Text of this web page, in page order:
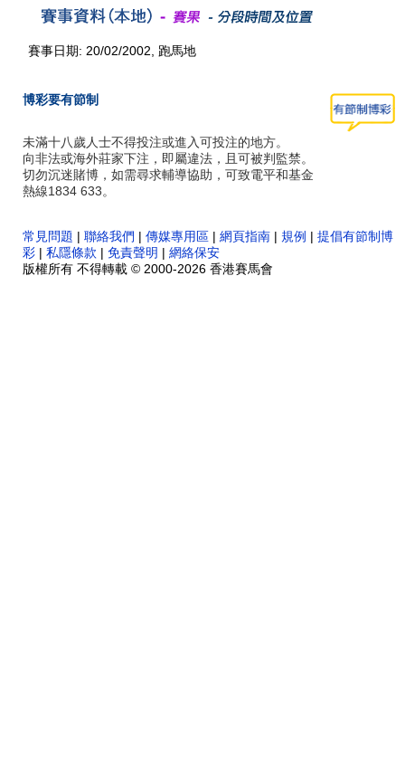
賽事日期: 20/02/2002, 跑馬地
博彩要有節制
未滿十八歲人士不得投注或進入可投注的地方。
向非法或海外莊家下注，即屬違法，且可被判監禁。
切勿沉迷賭博，如需尋求輔導協助，可致電平和基金
熱線1834 633。
常見問題 | 聯絡我們 | 傳媒專用區 | 網頁指南 | 規例 | 提倡有節制博
彩 | 私隱條款 | 免責聲明 | 網絡保安
版權所有 不得轉載 © 2000-2026 香港賽馬會